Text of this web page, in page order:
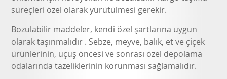
süreçleri özel olarak yürütülmesi gerekir.
Bozulabilir maddeler, kendi özel şartlarına uygun
olarak taşınmalıdır . Sebze, meyve, balık, et ve çiçek
ürünlerinin, uçuş öncesi ve sonrası özel depolama
odalarında tazeliklerinin korunması sağlamalıdır.